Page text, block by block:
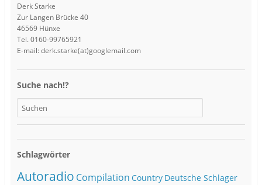
Derk Starke
Zur Langen Brücke 40
46569 Hünxe
Tel. 0160-99765921
E-mail: derk.starke(at)googlemail.com
Suche nach!?
Schlagwörter
Autoradio Compilation Country Deutsche Schlager